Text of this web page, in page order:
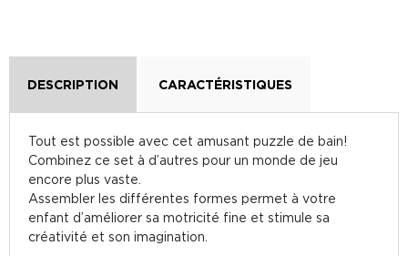
DESCRIPTION CARACTÉRISTIQUES
Tout est possible avec cet amusant puzzle de bain!
Combinez ce set à d’autres pour un monde de jeu
encore plus vaste.
Assembler les différentes formes permet à votre
enfant d’améliorer sa motricité fine et stimule sa
créativité et son imagination.